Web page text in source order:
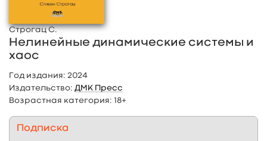
Строгац С.
Нелинейные динамические системы и
хаос
Год издания: 2024
Издательство: ДМК Пресс
Возрастная категория: 18+
Подписка